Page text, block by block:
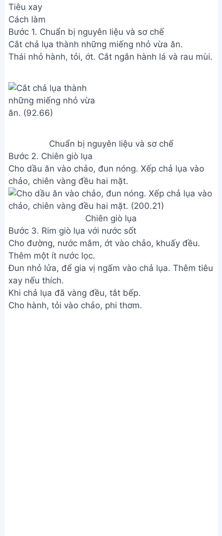
Tiêu xay
Cách làm
Bước 1. Chuẩn bị nguyên liệu và sơ chế
Cắt chả lụa thành những miếng nhỏ vừa ăn.
Thái nhỏ hành, tỏi, ớt. Cắt ngắn hành lá và rau mùi.
Chuẩn bị nguyên liệu và sơ chế
Bước 2. Chiên giò lụa
chảo, chiên vàng đều hai mặt.
Chiên giò lụa
Bước 3. Rim giò lụa với nước sốt
Cho đường, nước mắm, ớt vào chảo, khuấy đều.
Thêm một ít nước lọc.
Đun nhỏ lửa, để gia vị ngấm vào chả lụa. Thêm tiêu
xay nếu thích.
Khi chả lụa đã vàng đều, tắt bếp.
Cho hành, tỏi vào chảo, phi thơm.